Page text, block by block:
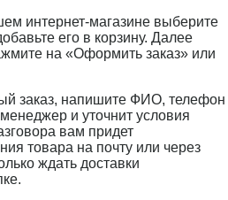
интернет-магазине выберите
его в корзину. Далее
на «Оформить заказ» или
заказ, напишите ФИО, телефон
и уточнит условия
вам придет
товара на почту или через
ждать доставки